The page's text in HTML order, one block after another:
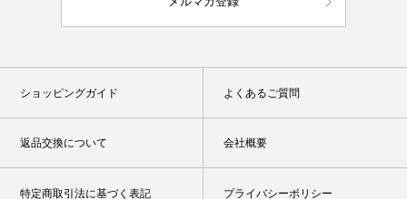
ショッピングガイド よくあるご質問
返品交換について 会社概要
特定商取引法に基づく表記 プライバシーポリシー